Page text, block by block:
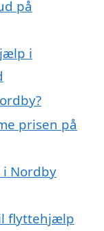
på
i
prisen på
Nordby
flyttehjælp